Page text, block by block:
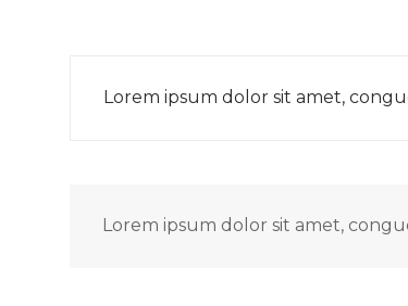
Lorem ipsum dolor sit amet,
Lorem ipsum dolor sit amet,